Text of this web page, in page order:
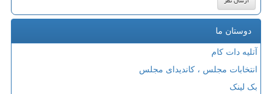
دوستان ما
آتلیه دات کام
انتخابات مجلس ، کاندیدای مجلس
بک لینک